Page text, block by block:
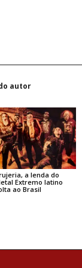
autor
a lenda do
Extremo latino
ao Brasil